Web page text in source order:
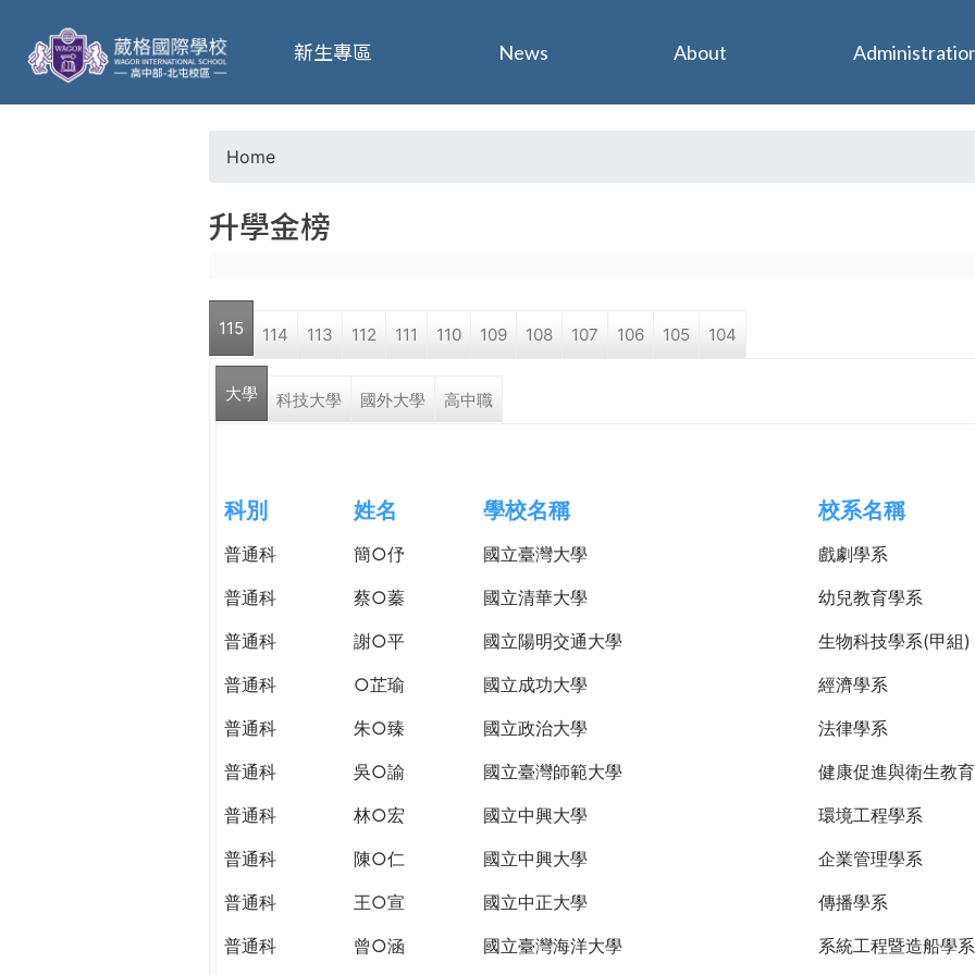
葳
格
o
u
a
r
h
e
r
Home
升學金榜
115 114 113 112 111 110 109 108 107 106 105 104
大學 科技大學 國外大學 高中職
科別 姓名 學校名稱 校系名稱
普通科 簡○伃 國立臺灣大學
戲劇學系
普通科
蔡○蓁 國立清華大學
幼兒教育學系
普通科
謝○平 國立陽明交通大學
生物科技學系(甲組)
普通科
○芷瑜 國立成功大學
經濟學系
普通科
朱○臻 國立政治大學
法律學系
普通科
吳○諭 國立臺灣師範大學
健康促進與衛生教
普通科
林○宏 國立中興大學
環境工程學系
普通科
陳○仁 國立中興大學
企業管理學系
普通科
王○宣 國立中正大學
傳播學系
普通科
曾○涵 國立臺灣海洋大學 系統工程暨造船學系
新生專區 News About